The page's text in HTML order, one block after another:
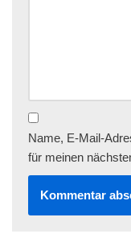
Name, E-Mail-
für meinen